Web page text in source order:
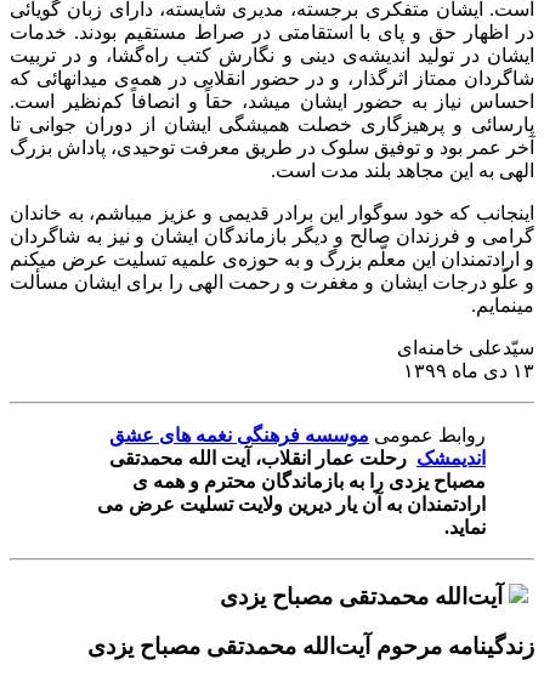
است. ایشان متفکری برجسته، مدیری شایسته، دارای زبان گویائی
در اظهار حق و پای با استقامتی در صراط مستقیم بودند. خدمات
ایشان در تولید اندیشه‌ی دینی و نگارش کتب راه‌گشا، و در تربیت
شاگردان ممتاز اثرگذار، و در حضور انقلابی در همه‌ی میدانهائی که
احساس نیاز به حضور ایشان میشد، حقاً و انصافاً کم‌نظیر است.
پارسائی و پرهیزگاری خصلت همیشگی ایشان از دوران جوانی تا
آخر عمر بود و توفیق سلوک در طریق معرفت توحیدی، پاداش بزرگ
الهی به این مجاهد بلند مدت است.
اینجانب که خود سوگوار این برادر قدیمی و عزیز میباشم، به خاندان
گرامی و فرزندان صالح و دیگر بازماندگان ایشان و نیز به شاگردان
و ارادتمندان این معلّم بزرگ و به حوزه‌ی علمیه تسلیت عرض میکنم
و علّو درجات ایشان و مغفرت و رحمت الهی را برای ایشان مسألت
مینمایم.
سیّدعلی خامنه‌ای
۱۳ دی ماه ۱۳۹۹
روابط عمومی موسسه فرهنگی نغمه های عشق
اندیمشک رحلت عمار انقلاب، آیت الله محمدتقی
مصباح یزدی را به بازماندگان محترم و همه ی
ارادتمندان به آن یار دیرین ولایت تسلیت عرض می
نماید.
زندگینامه مرحوم آیت‌الله محمدتقی مصباح یزدی